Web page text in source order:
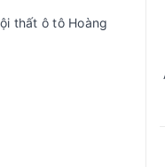
thất ô tô Hoàng